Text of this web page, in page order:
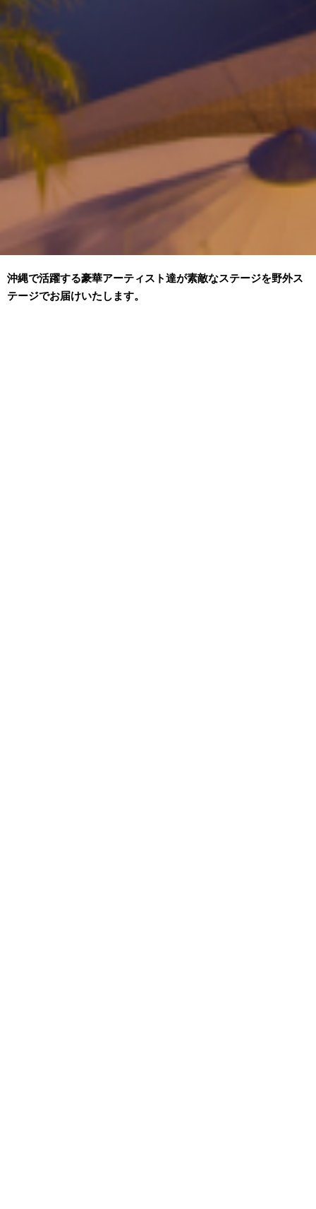
沖縄で活躍する豪華アーティスト達が素敵なステージを野外ス
テージでお届けいたします。